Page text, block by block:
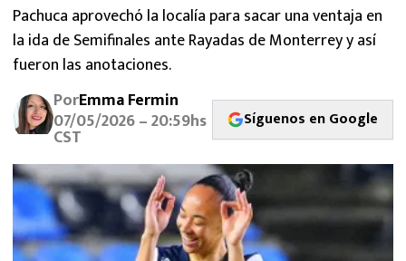
SELECCIÓN MEXICANA
FUTBOL INTERNACIONAL
MEXICANOS EN EL EXTRANJERO
FUTBOL ESTUFA
FÓRMULA 1
BOXEO
Pachuca aprovechó la localía para sacar una ventaja en
la ida de Semifinales ante Rayadas de Monterrey y así
fueron las anotaciones.
PorEmma Fermin
07/05/2026 – 20:59hs
CST
Síguenos en Google